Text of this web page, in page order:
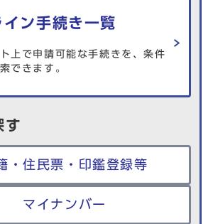
イン手続き一覧
上で申請可能な手続きを、条件
できます。
す
・住民票・印鑑登録等
マイナンバー